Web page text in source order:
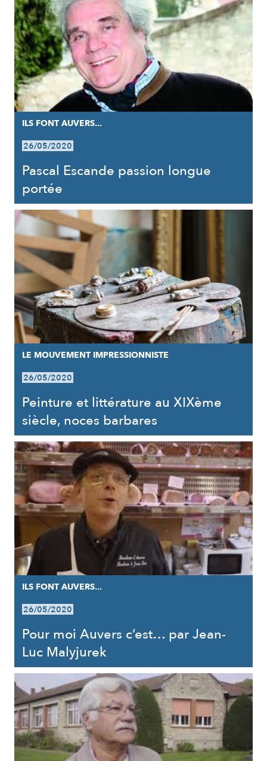
ILS FONT AUVERS...
26/05/2020
Pascal Escande passion longue
portée
LE MOUVEMENT IMPRESSIONNISTE
26/05/2020
Peinture et littérature au XIXème
siècle, noces barbares
ILS FONT AUVERS...
26/05/2020
Pour moi Auvers c’est… par Jean-
Luc Malyjurek